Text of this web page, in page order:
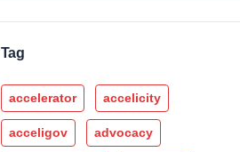
Tag
accelerator accelicity
acceligov advocacy